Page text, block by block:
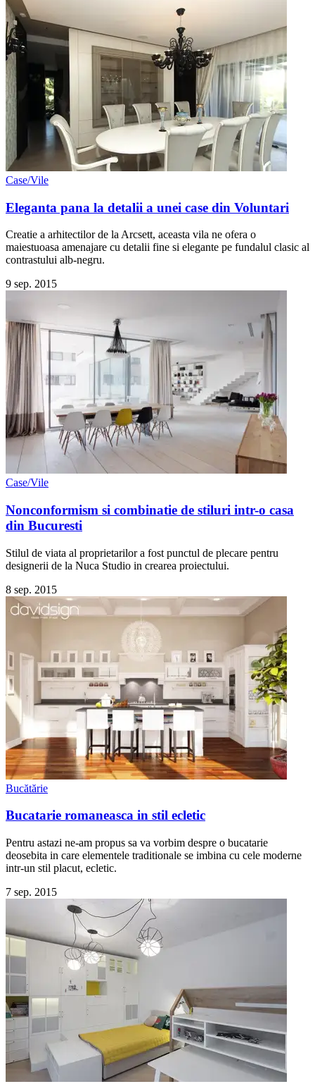
Case/Vile
Eleganta pana la detalii a unei case din Voluntari
Creatie a arhitectilor de la Arcsett, aceasta vila ne ofera o
maiestuoasa amenajare cu detalii fine si elegante pe fundalul clasic al
contrastului alb-negru.
9 sep. 2015
Case/Vile
Nonconformism si combinatie de stiluri intr-o casa
din Bucuresti
Stilul de viata al proprietarilor a fost punctul de plecare pentru
designerii de la Nuca Studio in crearea proiectului.
8 sep. 2015
Bucătărie
Bucatarie romaneasca in stil ecletic
Pentru astazi ne-am propus sa va vorbim despre o bucatarie
deosebita in care elementele traditionale se imbina cu cele moderne
intr-un stil placut, ecletic.
7 sep. 2015